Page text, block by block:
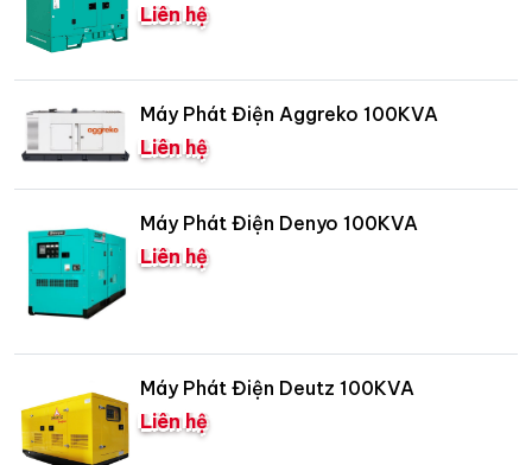
Liên hệ
Máy Phát Điện Aggreko 100KVA
Liên hệ
Máy Phát Điện Denyo 100KVA
Liên hệ
Máy Phát Điện Deutz 100KVA
Liên hệ